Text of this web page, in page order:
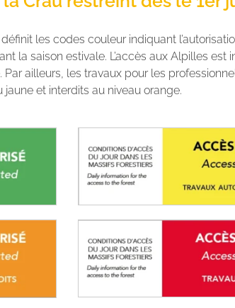
les codes couleur indiquant
la saison estivale. L’accès aux Alpilles est
ailleurs, les travaux pour les
et interdits au niveau orange.